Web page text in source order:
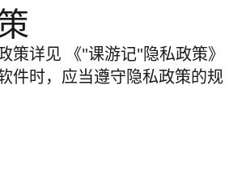
策详见 《"课游记"隐私政策》
件时，应当遵守隐私政策的规